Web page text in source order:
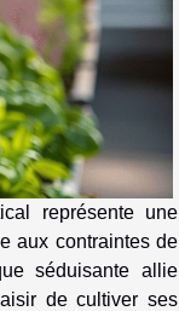
représente une
aux contraintes de
séduisante allie
de cultiver ses